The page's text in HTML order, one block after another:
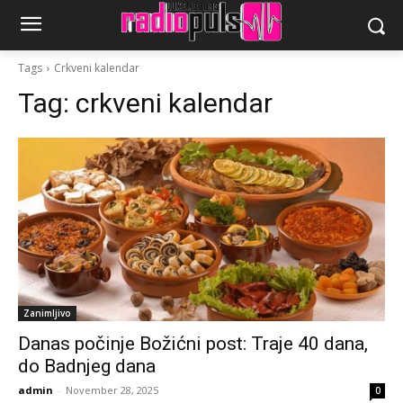
Tags Crkveni kalendar
Tag: crkveni kalendar
Zanimljivo
Danas počinje Božićni post: Traje 40 dana,
do Badnjeg dana
admin - November 28, 2025 0